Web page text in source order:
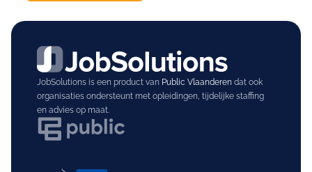
JobSolutions is een product van Public Vlaanderendat ook
organisaties ondersteunt met opleidingen, tijdelijke staffing
en advies op maat.